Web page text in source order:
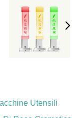
Utensili